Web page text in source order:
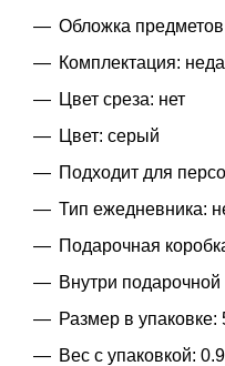
Обложка
Комплектация:
Цвет среза: нет
Цвет: серый
Подходит для
Тип ежедневника:
Подарочная
Внутри
Размер в
Вес с упаковкой: